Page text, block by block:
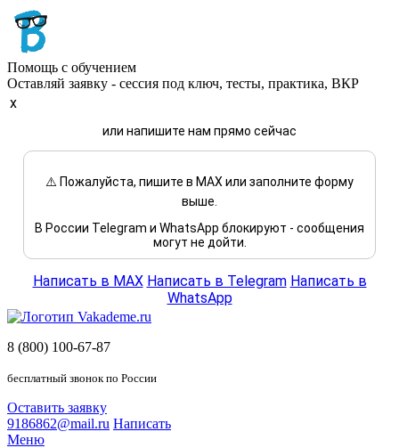
Помощь с обучением
Оставляй заявку - сессия под ключ, тесты, практика, ВКР
x
или напишите нам прямо сейчас
⚠️ Пожалуйста, пишите в MAX или заполните форму
выше.
В России Telegram и WhatsApp блокируют - сообщения
могут не дойти.
Написать в MAX Написать в Telegram Написать в
WhatsApp
8 (800) 100-67-87
бесплатный звонок по России
Оставить заявку
9186862@mail.ru Написать
Меню